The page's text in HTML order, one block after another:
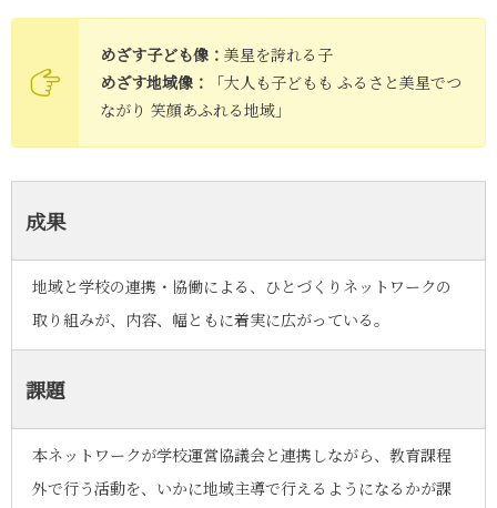
めざす子ども像： 美星を誇れる子
めざす地域像：
「大人も子どもも ふるさと美星でつ
ながり 笑顔あふれる地域」
成果
地域と学校の連携・協働による、ひとづくりネットワークの
取り組みが、内容、幅ともに着実に広がっている。
課題
本ネットワークが学校運営協議会と連携しながら、教育課程
外で行う活動を、いかに地域主導で行えるようになるかが課